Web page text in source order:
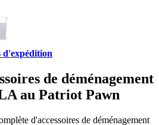
d'expédition
de déménagement
au Patriot Pawn
d'accessoires de déménagement